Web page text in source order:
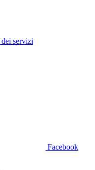
servizi
Facebook